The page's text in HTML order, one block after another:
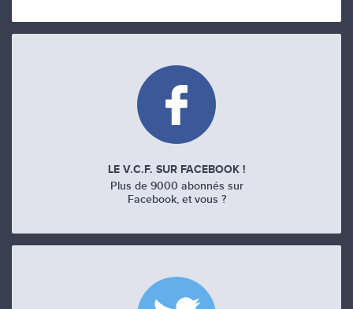
LE V.C.F. SUR FACEBOOK !
Plus de 9000 abonnés sur
Facebook, et vous ?